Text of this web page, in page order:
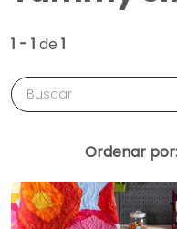
1 - 1 de 1
Buscar
Ordenar por: